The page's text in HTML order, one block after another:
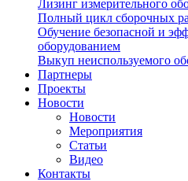
Лизинг измерительного
Полный цикл сборочных
Обучение безопасной и
оборудованием
Выкуп неиспользуемого
Партнеры
Проекты
Новости
Новости
Мероприятия
Статьи
Видео
Контакты